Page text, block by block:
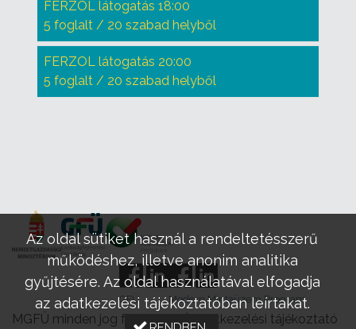
FERZOL látogatás 18:00
5 foglalt / 20 szabad helyből
FERZOL látogatás 20:00
5 foglalt / 20 szabad helyből
GFÜ Modern Mintaüzem Program
MGFÜ minden jog fenntartva |Adatkezelési tájékoztató
Az oldal sütiket használ a rendeltetésszerű
működéshez, illetve anonim analitika
gyűjtésére. Az oldal használatával elfogadja
az adatkezelési tájékoztatóban leírtakat.